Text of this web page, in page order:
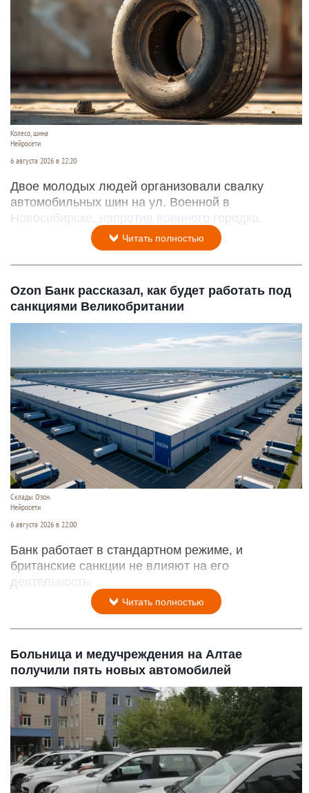
Колесо, шина
Нейросети
6 августа 2026 в 22:20
Двое молодых людей организовали свалку
автомобильных шин на ул. Военной в
Новосибирске, напротив военного городка.
Читать полностью
Ozon Банк рассказал, как будет работать под
санкциями Великобритании
Склады. Озон.
Нейросети
6 августа 2026 в 22:00
Банк работает в стандартном режиме, и
британские санкции не влияют на его
деятельность.
Читать полностью
Больница и медучреждения на Алтае
получили пять новых автомобилей